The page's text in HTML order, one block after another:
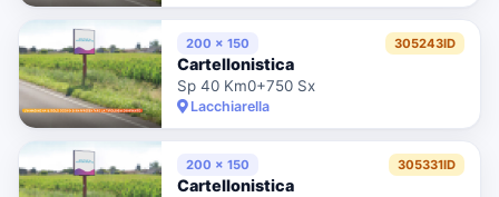
200 x 150 305243ID
Cartellonistica
Sp 40 Km0+750 Sx
Lacchiarella
200 x 150 305331ID
Cartellonistica